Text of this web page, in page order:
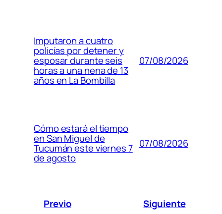
Imputaron a cuatro
policías por detener y
esposar durante seis
horas a una nena de 13
años en La Bombilla
07/08/2026
Cómo estará el tiempo
en San Miguel de
Tucumán este viernes 7
de agosto
07/08/2026
Previo Siguiente